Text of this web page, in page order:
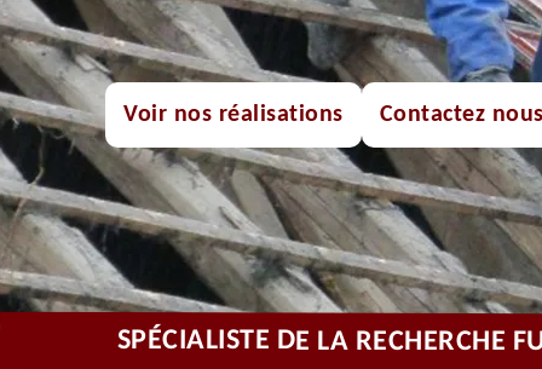
Voir nos réalisations Contactez nous
SPÉCIALISTE DE LA RECHERCHE